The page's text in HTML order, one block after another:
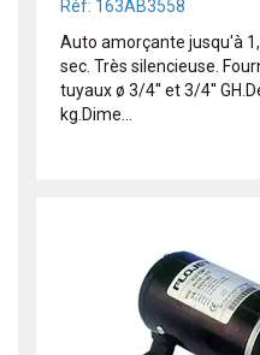
Réf: 163AB3558
Auto amorçante jusqu'à
sec. Très silencieuse.
tuyaux ø 3/4'' et 3/4''
kg.Dime...